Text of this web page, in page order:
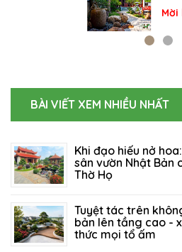
Mời liên hệ
BÀI VIẾT XEM NHIỀU NHẤT
Khi đạo hiếu nở
sân vườn Nhật Bản
Thờ Họ
Tuyệt tác trên
bản lên tầng cao -
thức mọi tổ ấm